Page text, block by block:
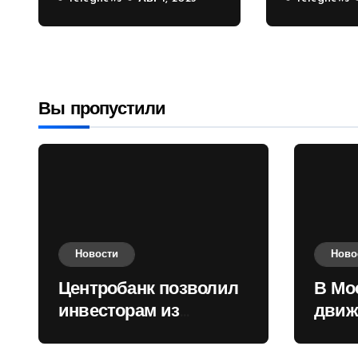
враждебных
Вы пропустили
Новости
Центробанк позволил
инвесторам из
В